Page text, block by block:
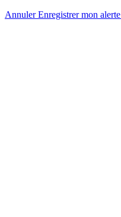
AnnulerEnregistrer mon alerte